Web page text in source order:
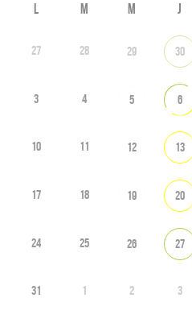
L M M J
27 28 29 30
3 4 5 6
10 11 12 13
17 18 19 20
24 25 26 27
31 1 2 3